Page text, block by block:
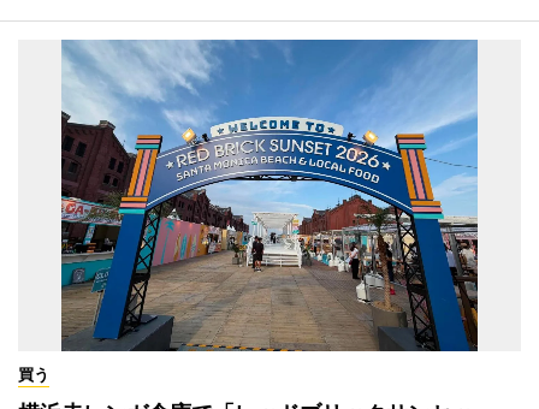
買う